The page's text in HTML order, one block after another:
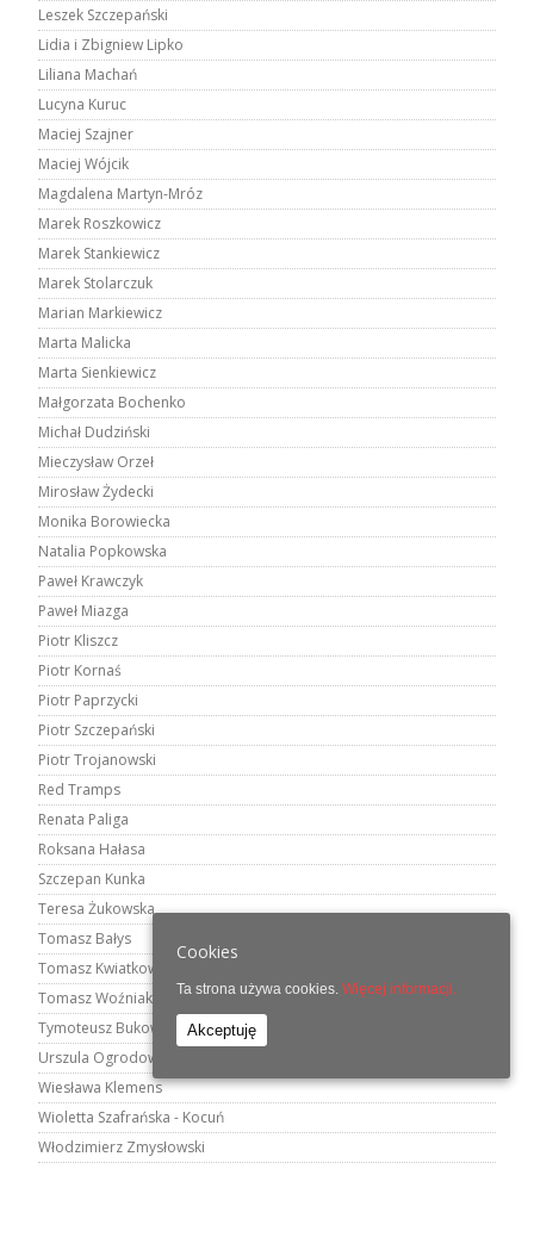
Leszek Szczepański
Lidia i Zbigniew Lipko
Liliana Machań
Lucyna Kuruc
Maciej Szajner
Maciej Wójcik
Magdalena Martyn-Mróz
Marek Roszkowicz
Marek Stankiewicz
Marek Stolarczuk
Marian Markiewicz
Marta Malicka
Marta Sienkiewicz
Małgorzata Bochenko
Michał Dudziński
Mieczysław Orzeł
Mirosław Żydecki
Monika Borowiecka
Natalia Popkowska
Paweł Krawczyk
Paweł Miazga
Piotr Kliszcz
Piotr Kornaś
Piotr Paprzycki
Piotr Szczepański
Piotr Trojanowski
Red Tramps
Renata Paliga
Roksana Hałasa
Szczepan Kunka
Teresa Żukowska
Tomasz Bałys
Tomasz Kwiatkowski
Tomasz Woźniak
Tymoteusz Bukowski
Urszula Ogrodowicz
Wiesława Klemens
Wioletta Szafrańska - Kocuń
Włodzimierz Zmysłowski
Cookies
Ta strona używa cookies. Więcej informacji.
Akceptuję